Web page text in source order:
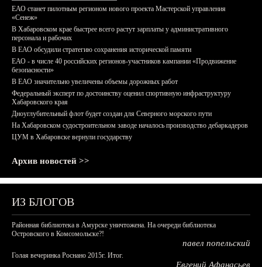
ЕАО станет пилотным регионом нового проекта Мастерской управления
«Сенеж»
В Хабаровском крае быстрее всего растут зарплаты у административного
персонала и рабочих
В ЕАО обсудили стратегию сохранения исторической памяти
ЕАО - в числе 40 российских регионов-участников кампании «Продвижение
безопасности»
В ЕАО значительно увеличены объемы дорожных работ
Федеральный эксперт по достоинству оценил спортивную инфраструктуру
Хабаровского края
Дноуглубительный флот будет создан для Северного морского пути
На Хабаровском судостроительном заводе началось производство дебаркадеров
ЦУМ в Хабаровске вернули государству
Архив новостей >>
ИЗ БЛОГОВ
Районная библиотека в Амурске уничтожена. На очереди библиотека
Островского в Комсомольске?!
павел попельский
Голая вечеринка Роснано 2015г. Итог.
Евгений Афанасьев